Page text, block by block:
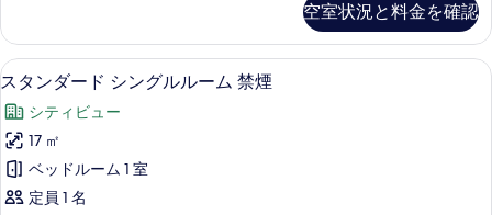
す
る
ー
ム
禁
煙
リ
バ
ー
ー
ド
ツ
ン
ル
ー
ム
禁
空室状況と料金を確認
ス
タ
ン
ダ
ー
高級寝具、デスク、遮光カーテン、
2
スタンダード シングルルーム 禁煙
シティビュー
17 ㎡
ベッドルーム 1 室
定員 1 名